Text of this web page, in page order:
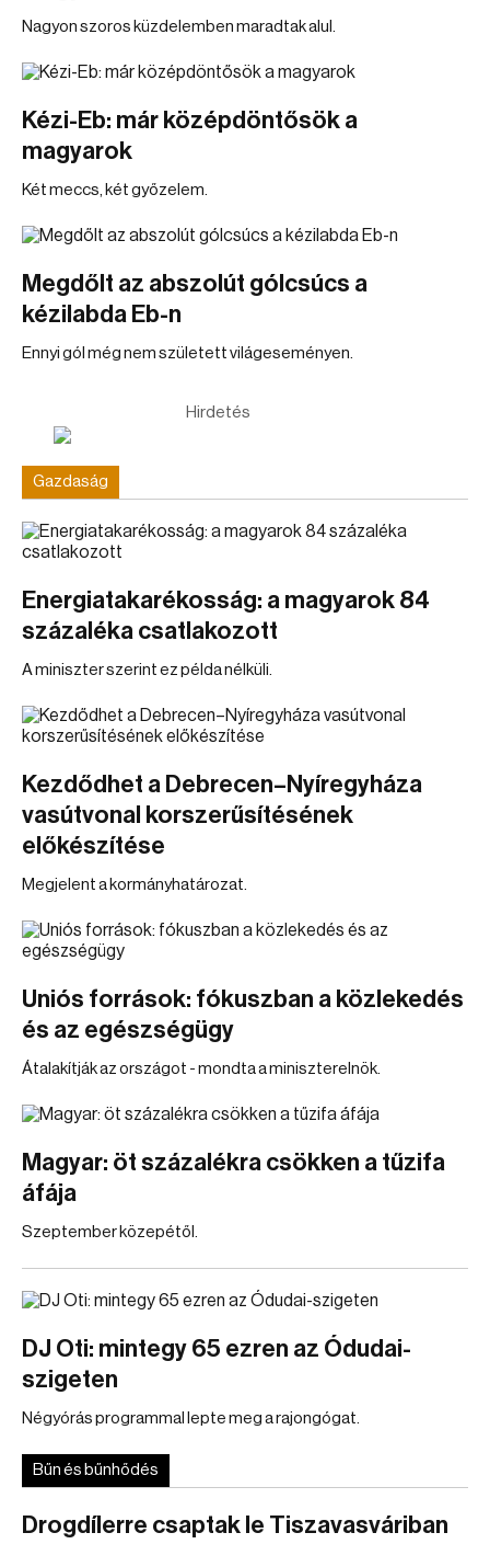
Nagyon szoros küzdelemben maradtak alul.
Kézi-Eb: már középdöntősök a
magyarok
Két meccs, két győzelem.
Megdőlt az abszolút gólcsúcs a
kézilabda Eb-n
Ennyi gól még nem született világeseményen.
Hirdetés
Gazdaság
Energiatakarékosság: a magyarok 84
százaléka csatlakozott
A miniszter szerint ez példa nélküli.
Kezdődhet a Debrecen–Nyíregyháza
vasútvonal korszerűsítésének
előkészítése
Megjelent a kormányhatározat.
Uniós források: fókuszban a közlekedés
és az egészségügy
Átalakítják az országot - mondta a miniszterelnök.
Magyar: öt százalékra csökken a tűzifa
áfája
Szeptember közepétől.
DJ Oti: mintegy 65 ezren az Ódudai-
szigeten
Négyórás programmal lepte meg a rajongógat.
Bűn és bűnhődés
Drogdílerre csaptak le Tiszavasváriban